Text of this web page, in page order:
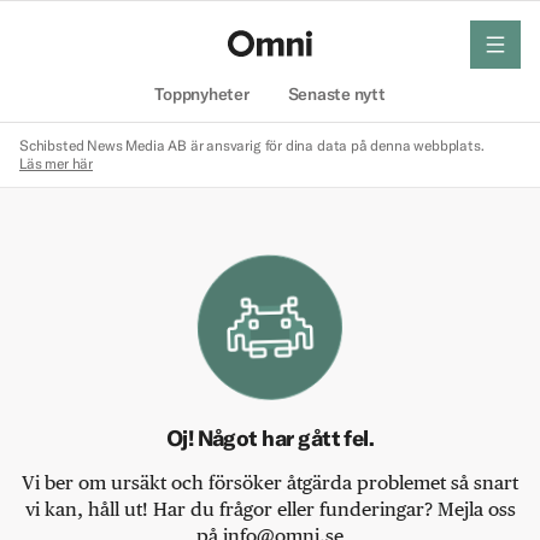
Toppnyheter Senaste nytt
meny
Schibsted News Media AB är ansvarig för dina data på denna webbplats.
Läs mer här
Oj! Något har gått fel.
Vi ber om ursäkt och försöker åtgärda problemet så snart
vi kan, håll ut! Har du frågor eller funderingar? Mejla oss